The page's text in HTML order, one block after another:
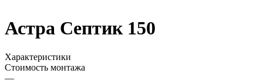
Астра Септик 150
Характеристики
Стоимость монтажа
—